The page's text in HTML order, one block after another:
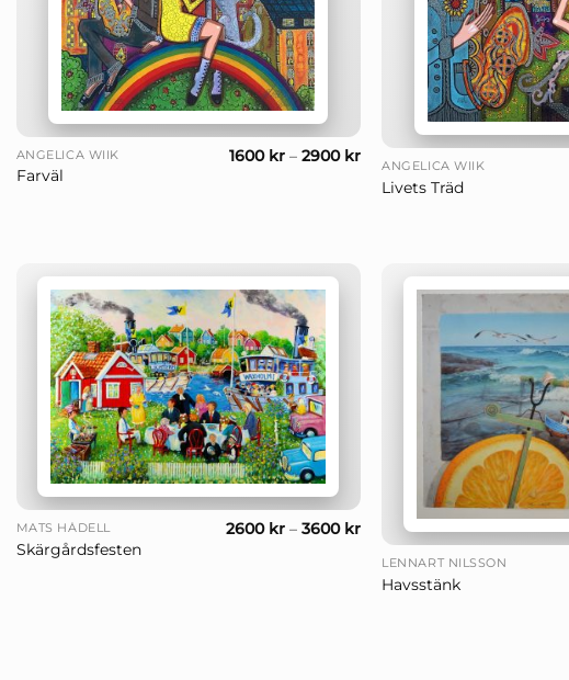
+
ANGELICA WIIK
Farväl
1600 kr– 2900 kr
+
ANGELICA WIIK
Livets Träd
MATS HÅDELL
Skärgårdsfesten
2600 kr– 3600 kr
LENNART NILSSON
Havsstänk